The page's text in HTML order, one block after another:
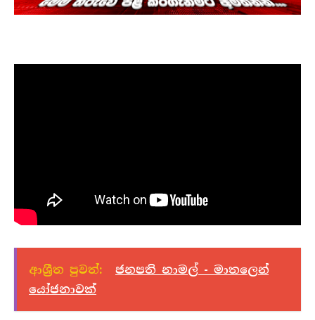
ආශ්‍රීත පුවත්:
ජනපති නාමල් - මාතලෙන්
යෝජනාවක්